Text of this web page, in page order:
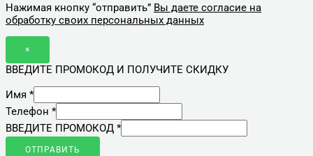
Нажимая кнопку “отправить” Вы даете согласие на
обработку своих персональных данных
×
ВВЕДИТЕ ПРОМОКОД И ПОЛУЧИТЕ СКИДКУ
Имя *
Телефон *
ВВЕДИТЕ ПРОМОКОД *
ОТПРАВИТЬ